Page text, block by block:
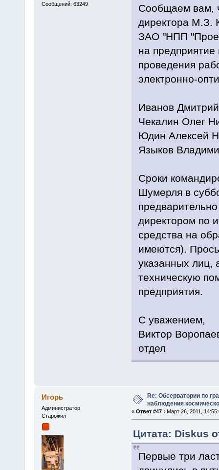
Сообщений: 63249
Сообщаем вам,
директора М.З.
ЗАО "НПП
на
проведения
электронно-
Иванов
Чекалин Олег
Юдин Алексей
Языков
Сроки
Шумерля в
директором по
средства на
имеются).
указанных лиц,
техническую
предприятия.
С уважением,
Виктор
отдел
Игорь
Администратор
Старожил
Re: Обсерватории по
наблюдения
« Ответ #47 : Март 26, 2011,
Цитата: Diskus
Первые три